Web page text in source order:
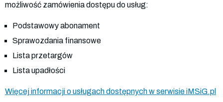
możliwość zamówienia dostępu do usług:
Podstawowy abonament
Sprawozdania finansowe
Lista przetargów
Lista upadłości
Więcej informacji o usługach dostępnych w serwisie iMSiG.pl